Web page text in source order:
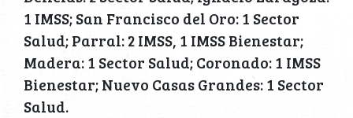
1 IMSS; San Francisco del Oro: 1 Sector
Salud; Parral: 2 IMSS, 1 IMSS Bienestar;
Madera: 1 Sector Salud; Coronado: 1 IMSS
Bienestar; Nuevo Casas Grandes: 1 Sector
Salud.